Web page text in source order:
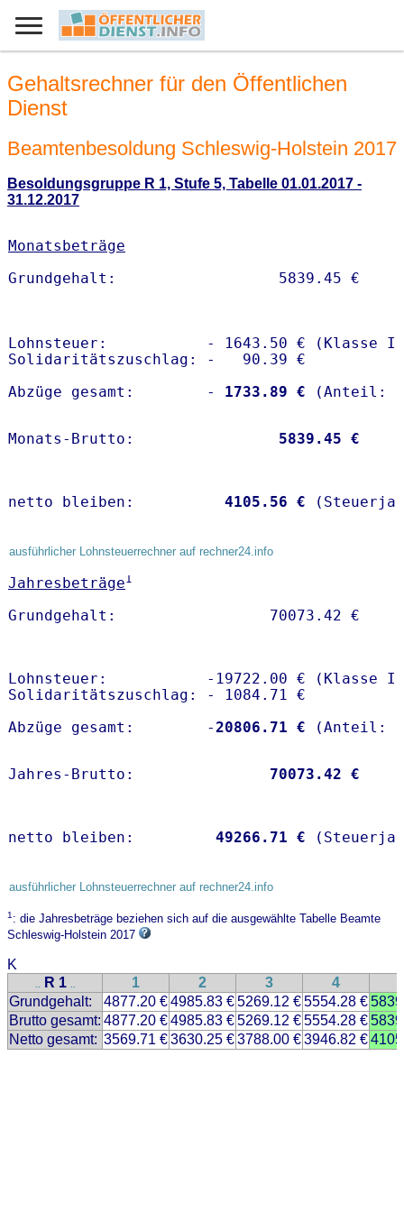
Gehaltsrechner für den Öffentlichen
Dienst
Beamtenbesoldung Schleswig-Holstein 2017
Besoldungsgruppe R 1, Stufe 5, Tabelle 01.01.2017 -
31.12.2017
Monatsbeträge
Lohnsteuer:           - 1643.50 € (Klasse I)
Solidaritätszuschlag: -   90.39 €
Abzüge gesamt:        -
1733.89 €
Monats-Brutto: 5839.45 €
netto bleiben: 4105.56 €
ausführlicher Lohnsteuerrechner auf rechner24.info
Jahresbeträge1
Lohnsteuer:           -19722.00 € (Klasse I)
Solidaritätszuschlag: - 1084.71 €
Abzüge gesamt:        -20806.71 €
Jahres-Brutto: 70073.42 €
netto bleiben: 49266.71 €
ausführlicher Lohnsteuerrechner auf rechner24.info
1: die Jahresbeträge beziehen sich auf die ausgewählte Tabelle Beamte
Schleswig-Holstein 2017
K
.. R 1 .. 1 2 3 4
Grundgehalt:
4877.20 €4985.83 €5269.12 €5554.28 €
Brutto gesamt: 4877.20 €4985.83 €5269.12 €5554.28 €
Netto gesamt: 3569.71 €3630.25 €3788.00 €3946.82 €